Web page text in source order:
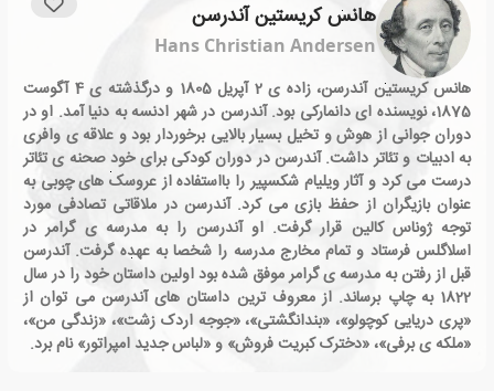
هانس کریستین آندرسن
Hans Christian Andersen
هانس کریستین آندرسن، زاده ی 2 آپریل 1805 و درگذشته ی 4 آگوست
1875، نویسنده ای دانمارکی بود. آندرسن در شهر ادنسه به دنیا آمد. او در
دوران جوانی از هوش و تخیل بسیار بالایی برخوردار بود و علاقه ی وافری
به ادبیات و تئاتر داشت. آندرسن در دوران کودکی برای خود صحنه ی تئاتر
درست می کرد و آثار ویلیام شکسپیر را بااستفاده از عروسک های چوبی به
عنوان بازیگران از حفظ بازی می کرد. آندرسن در ملاقاتی تصادفی مورد
توجه ژوناس کالین قرار گرفت. او آندرسن را به مدرسه ی گرامر در
اسلاگلس فرستاد و تمام مخارج مدرسه را شخصا به عهده گرفت. آندرسن
قبل از رفتن به مدرسه ی گرامر موفق شده بود اولین داستان خود را در سال
1822 به چاپ برساند. از معروف ترین داستان های آندرسن می توان از
«پری دریایی کوچولو»، «بندانگشتی»، «جوجه اردک زشت»، «زندگی من»،
«ملکه ی برفی»، «دخترک کبریت فروش» و «لباس جدید امپراتور» نام برد.